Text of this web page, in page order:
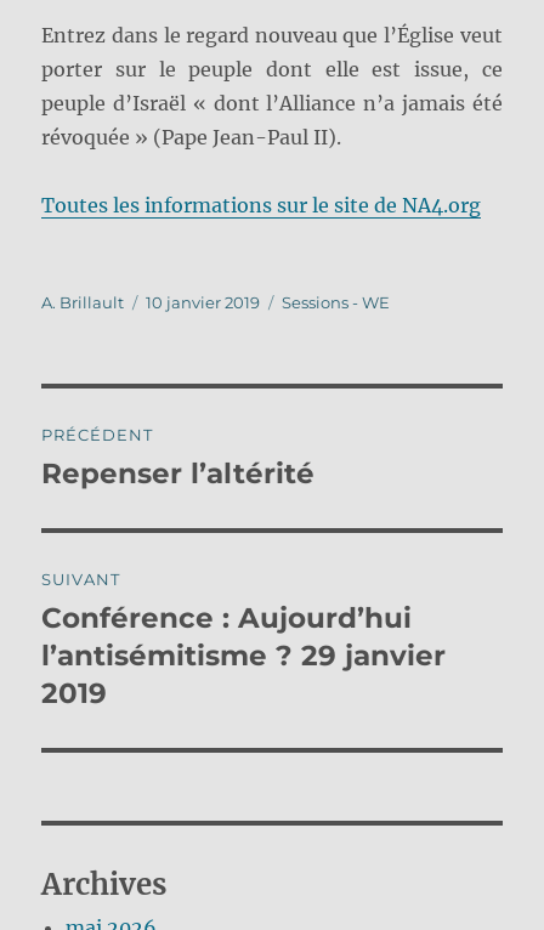
Entrez dans le regard nouveau que l’Église veut
porter sur le peuple dont elle est issue, ce
peuple d’Israël « dont l’Alliance n’a jamais été
révoquée » (Pape Jean-Paul II).
Toutes les informations sur le site de NA4.org
Auteur
A. Brillault
Publié
10 janvier 2019 Catégories
Sessions - WE
de
PRÉCÉDENT
Publication
Repenser l’altérité
SUIVANT
Publication
suivante :
Conférence : Aujourd’hui
l’antisémitisme ? 29 janvier
2019
Archives